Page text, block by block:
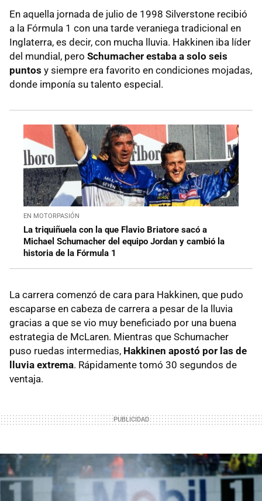
En aquella jornada de julio de 1998 Silverstone recibió
a la Fórmula 1 con una tarde veraniega tradicional en
Inglaterra, es decir, con mucha lluvia. Hakkinen iba líder
del mundial, pero Schumacher estaba a solo seis
puntos y siempre era favorito en condiciones mojadas,
donde imponía su talento especial.
EN MOTORPASIÓN
La triquiñuela con la que Flavio Briatore sacó a
Michael Schumacher del equipo Jordan y cambió la
historia de la Fórmula 1
La carrera comenzó de cara para Hakkinen, que pudo
escaparse en cabeza de carrera a pesar de la lluvia
gracias a que se vio muy beneficiado por una buena
estrategia de McLaren. Mientras que Schumacher
puso ruedas intermedias, Hakkinen apostó por las de
lluvia extrema. Rápidamente tomó 30 segundos de
ventaja.